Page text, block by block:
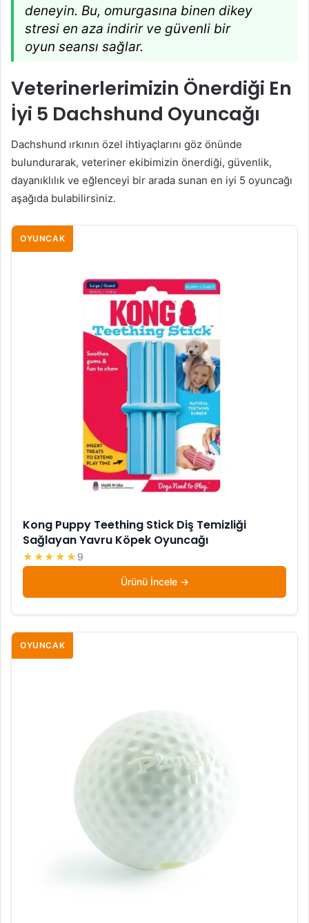
deneyin. Bu, omurgasına binen dikey
stresi en aza indirir ve güvenli bir
oyun seansı sağlar.
Veterinerlerimizin Önerdiği En
İyi 5 Dachshund Oyuncağı
Dachshund ırkının özel ihtiyaçlarını göz önünde
bulundurarak, veteriner ekibimizin önerdiği, güvenlik,
dayanıklılık ve eğlenceyi bir arada sunan en iyi 5 oyuncağı
aşağıda bulabilirsiniz.
OYUNCAK
Kong Puppy Teething Stick Diş Temizliği
Sağlayan Yavru Köpek Oyuncağı
★★★★★ 9
Ürünü İncele
OYUNCAK